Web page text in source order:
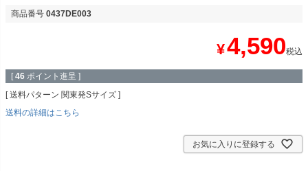
商品番号 0437DE003
¥4,590税込
[ 46 ポイント進呈 ]
送料パターン 関東発Sサイズ
送料の詳細はこちら
お気に入りに登録する